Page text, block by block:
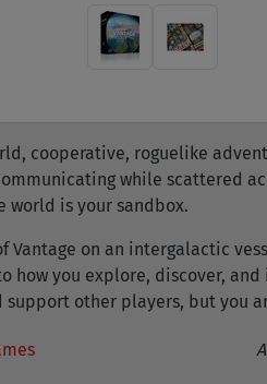
cooperative, roguelike
while scattered
world is your sandbox.
Vantage on an intergalactic
how you explore, discover,
other players, but you